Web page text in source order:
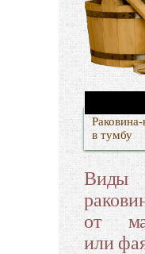
в тумбу
Виды
от
или